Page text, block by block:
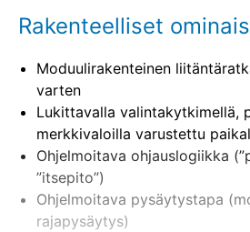
Rakenteelliset
Moduulirakenteinen
varten
Lukittavalla valintakytkimellä,
merkkivaloilla varustettu
Ohjelmoitava ohjauslogiikka
”itsepito”)
Ohjelmoitava pysäytystapa
rajapysäytys)